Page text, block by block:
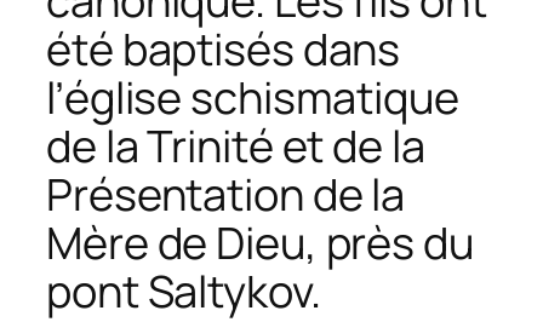
été baptisés dans
l’église schismatique
de la Trinité et de la
Présentation de la
Mère de Dieu, près du
pont Saltykov.